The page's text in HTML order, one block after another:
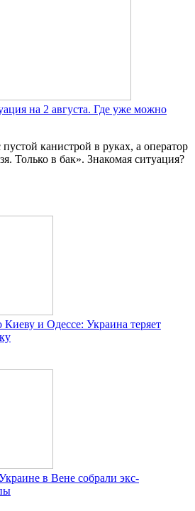
на 2 августа. Где уже можно
канистрой в руках, а оператор
Только в бак». Знакомая ситуация?
и Одессе: Украина теряет
в Вене собрали экс-